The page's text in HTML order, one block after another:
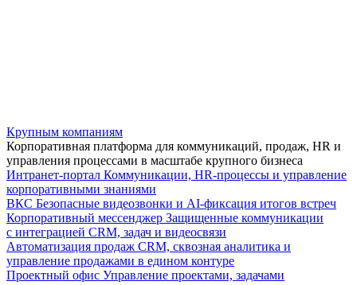
Крупным компаниям
Корпоративная платформа для коммуникаций, продаж, HR и
управления процессами в масштабе крупного бизнеса
Интранет-портал Коммуникации, HR-процессы и управление
корпоративными знаниями
ВКС Безопасные видеозвонки и AI-фиксация итогов встреч
Корпоративный мессенджер Защищенные коммуникации
с интеграцией CRM, задач и видеосвязи
Автоматизация продаж CRM, сквозная аналитика и
управление продажами в едином контуре
Проектный офис Управление проектами, задачами